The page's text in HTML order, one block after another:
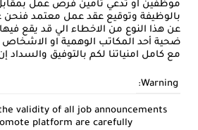
موظفين او تدعي تأمين فرص عمل
بالوظيفة وتوقيع عقد عمل معتمد فنحن
عن هذا النوع من الاخطاء الي قد يقع
ضحية أحد المكاتب الوهمية او الاشخاص
مع كامل امنياتنا لكم بالتوفيق والسداد
Warning:
validity of all job announcements
platform are carefully